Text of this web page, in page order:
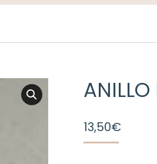
ANILLO
13,50€